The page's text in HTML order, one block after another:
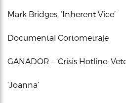
Mark Bridges, ‘Inherent Vice’
Documental Cortometraje
GANADOR – ‘Crisis Hotline:
‘Joanna’